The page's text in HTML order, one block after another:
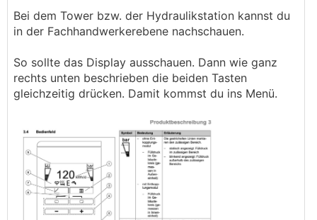
Bei dem Tower bzw. der Hydraulikstation kannst du
in der Fachhandwerkerebene nachschauen.
So sollte das Display ausschauen. Dann wie ganz
rechts unten beschrieben die beiden Tasten
gleichzeitig drücken. Damit kommst du ins Menü.